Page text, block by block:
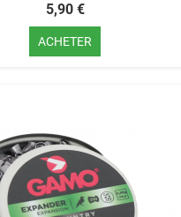
5,90 €
ACHETER